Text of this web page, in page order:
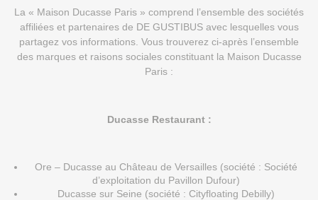
La « Maison Ducasse Paris » comprend l’ensemble des sociétés
affiliées et partenaires de DE GUSTIBUS avec lesquelles vous
partagez vos informations. Vous trouverez ci-après l’ensemble
des marques et raisons sociales constituant la Maison Ducasse
Paris :
Ducasse Restaurant :
Ore – Ducasse au Château de Versailles (société : Société
d’exploitation du Pavillon Dufour)
Ducasse sur Seine (société : Cityfloating Debilly)